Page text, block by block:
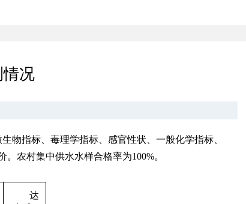
情况
物指标、毒理学指标、感官性状、一般化学指标、
农村集中供水水样合格率为100%。
达